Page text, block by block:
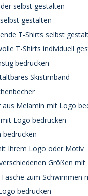
selbst gestalten
gestalten
T-Shirts selbst
T-Shirts individuell
bedrucken
Skistirnband
aus Melamin mit Logo
Logo bedrucken
bedrucken
Ihrem Logo oder Motiv
Größen
zum Schwimmen
bedrucken